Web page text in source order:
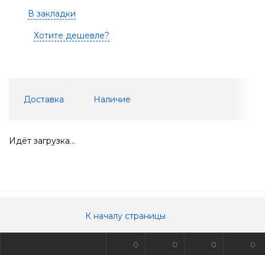
0 0 0 0
В закладки
Хотите дешевле?
Доставка Наличие
Идёт загрузка...
К началу страницы
© Все права защищены. Информация сайта защищена законом об авторских правах.